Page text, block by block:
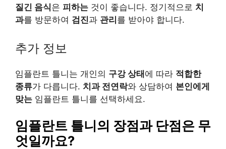
질긴 음식은 피하는 것이 좋습니다. 정기적으로 치
과를 방문하여 검진과 관리 를 받아야 합니다.
추가 정보
임플란트 틀니는 개인의 구강 상태에 따라 적합한
종류가 다릅니다. 치과 전연락와 상담하여 본인에게
맞는 임플란트 틀니를 선택하세요.
임플란트 틀니의 장점과 단점은 무
엇일까요?